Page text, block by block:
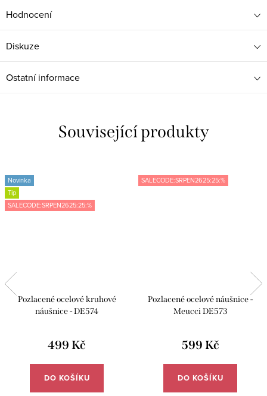
Hodnocení
Diskuze
Ostatní informace
Související produkty
Novinka
Tip
SALECODE:SRPEN2625:25:%
Pozlacené ocelové kruhové
náušnice - DE574
499 Kč
DO KOŠÍKU
SALECODE:SRPEN2625:25:%
Pozlacené ocelové náušnice -
Meucci DE573
599 Kč
DO KOŠÍKU